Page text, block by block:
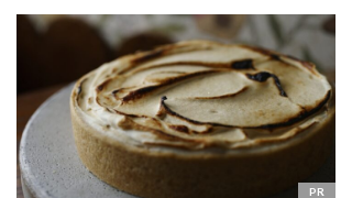
PR